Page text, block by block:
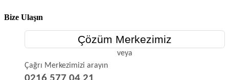
Bize Ulaşın
Çözüm Merkezimiz
veya
Çağrı Merkezimizi arayın